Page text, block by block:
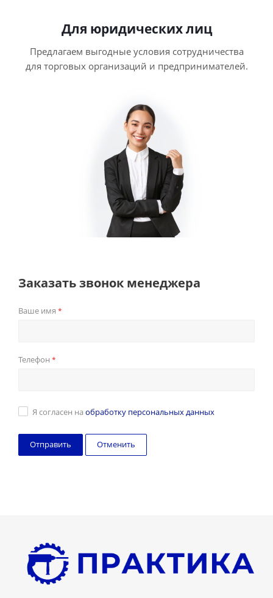
Для юридических лиц
Предлагаем выгодные условия сотрудничества
для торговых организаций и предпринимателей.
Заказать звонок менеджера
Ваше имя *
Телефон *
Я согласен на обработку персональных данных
Отменить